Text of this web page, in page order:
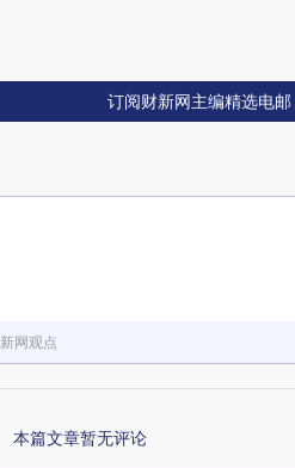
订阅财新网主编精选电邮
网观点
本篇文章暂无评论